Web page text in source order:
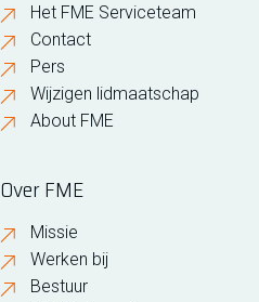
Het FME Serviceteam
Contact
Pers
Wijzigen lidmaatschap
About FME
Over FME
Missie
Werken bij
Bestuur